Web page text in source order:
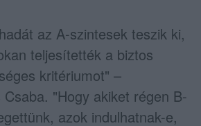
az A-szintesek teszik ki,
teljesítették a biztos
kritériumot" –
"Hogy akiket régen B-
azok indulhatnak-e,